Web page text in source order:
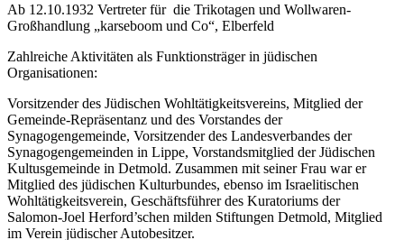
Ab 12.10.1932 Vertreter für die Trikotagen und Wollwaren-
Großhandlung „karseboom und Co“, Elberfeld
Zahlreiche Aktivitäten als Funktionsträger in jüdischen
Organisationen:
Vorsitzender des Jüdischen Wohltätigkeitsvereins, Mitglied der
Gemeinde-Repräsentanz und des Vorstandes der
Synagogengemeinde, Vorsitzender des Landesverbandes der
Synagogengemeinden in Lippe, Vorstandsmitglied der Jüdischen
Kultusgemeinde in Detmold. Zusammen mit seiner Frau war er
Mitglied des jüdischen Kulturbundes, ebenso im Israelitischen
Wohltätigkeitsverein, Geschäftsführer des Kuratoriums der
Salomon-Joel Herford’schen milden Stiftungen Detmold, Mitglied
im Verein jüdischer Autobesitzer.